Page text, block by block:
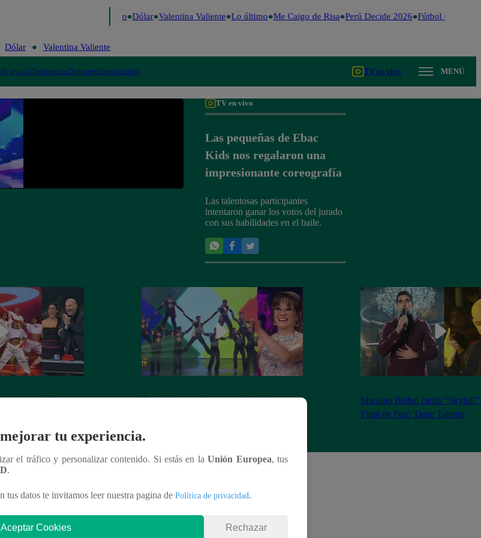
Fútbol peruano Dólar Valentina Valiente Lo último Me Caigo de Risa Perú Decide 2026 Fútbol peruano
Dólar Valentina Valiente
Te ayudoTendenciasDeportesEspectáculos TV en vivo MENÚ
TV en vivo
Las pequeñas de Ebac
Kids nos regalaron una
impresionante coreografía
Las talentosas participantes
intentaron ganar los votos del jurado
con sus habilidades en el baile.
tremenda fiesta en
Team Samegender se apoderó del
Mariano Bisbal cantó
Final de Perú Tiene Talento
tu experiencia.
el tráfico y personalizar contenido. Si estás en laUnión Europea, tus
.
tus datos te invitamos leer nuestra pagina de Política de privacidad.
Aceptar Cookies Rechazar